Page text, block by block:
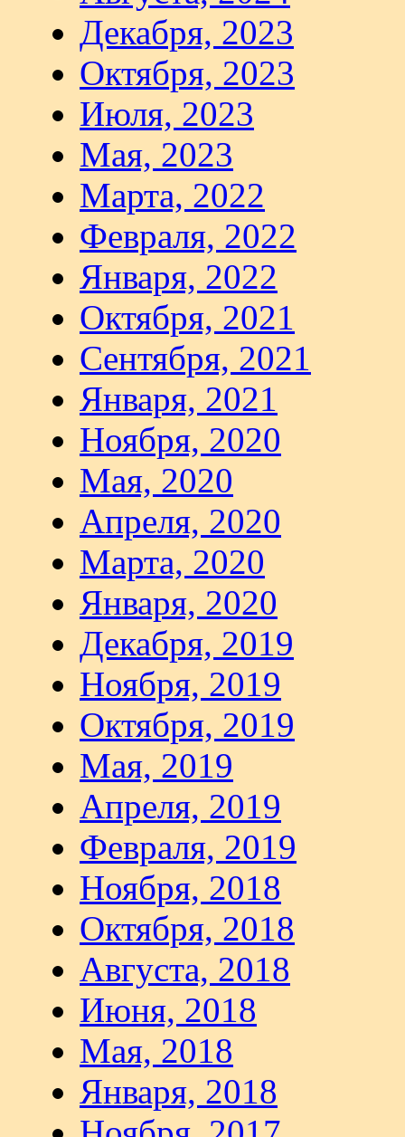
Декабря, 2023
Октября, 2023
Июля, 2023
Мая, 2023
Марта, 2022
Февраля, 2022
Января, 2022
Октября, 2021
Сентября, 2021
Января, 2021
Ноября, 2020
Мая, 2020
Апреля, 2020
Марта, 2020
Января, 2020
Декабря, 2019
Ноября, 2019
Октября, 2019
Мая, 2019
Апреля, 2019
Февраля, 2019
Ноября, 2018
Октября, 2018
Августа, 2018
Июня, 2018
Мая, 2018
Января, 2018